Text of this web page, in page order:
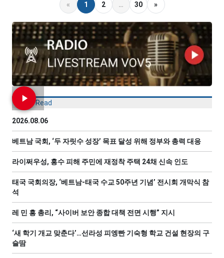
« 1 2 … 30 »
Most Read
2026.08.06
베트남 국회, ‘두 자릿수 성장’ 목표 달성 위해 정부와 총력 대응
라이쩌우성, 홍수 피해 주민에 재정착 주택 24채 신속 인도
태국 국회의장, ‘베트남-태국 수교 50주년 기념’ 전시회 개막식 참
석
레 민 흥 총리, “사이버 보안 종합 대책 전면 시행” 지시
‘새 학기 개교 맞춘다’…선라성 피엥빤 기숙형 학교 건설 현장의 구
슬땀